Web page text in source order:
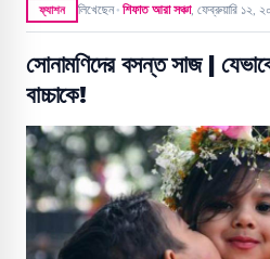
ফ্যাশন লিখেছেন ● শিফাত আরা সঞ্চা, ফেব্রুয়ারি ১২,
সোনামণিদের বসন্ত সাজ |
বাচ্চাকে!